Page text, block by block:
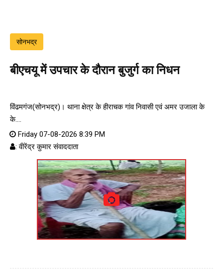
सोनभद्र
बीएचयू में उपचार के दौरान बुजुर्ग का निधन
विंढमगंज(सोनभद्र)। थाना क्षेत्र के हीराचक गांव निवासी एवं अमर उजाला के
के....
Friday 07-08-2026 8:39 PM
: वीरेंद्र कुमार संवाददाता